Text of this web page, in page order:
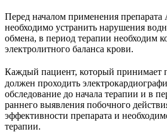
Перед началом применения
необходимо устранить нарушения
обмена, в период терапии необходим
электролитного баланса крови.
Каждый пациент, который принимает
должен проходить
обследование до начала терапии и в
раннего выявления побочного
эффективности препарата и
терапии.